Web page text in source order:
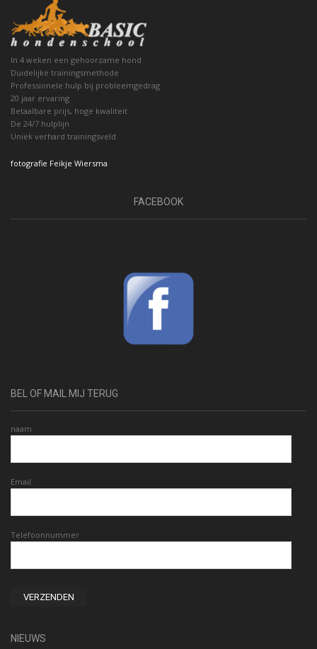
In 4 weken een gehoorzame hond
Duidelijke trainingsmethode
Professionele hulp bij probleemgedrag
20 jaar ervaring
Betaalbare prijs, hoge kwaliteit
De 24/7 hulplijn
Uniek verhard trainingsveld
fotografie Feikje Wiersma
FACEBOOK
BEL OF MAIL MIJ TERUG
naam
Email
Telefoonnummer
NIEUWS